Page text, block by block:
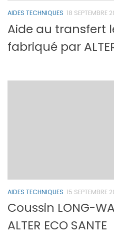
AIDES TECHNIQUES 18 SEPTEMBRE
Aide au transfert
fabriqué par
AIDES TECHNIQUES 15 SEPTEMBRE
Coussin LONG-
ALTER ECO SANTE